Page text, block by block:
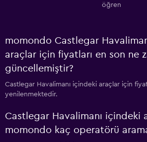
öğren
momondo Castlegar
araçlar için fiyatları en son ne
güncellemiştir?
Castlegar Havalimanı içindeki araçlar için
yenilenmektedir.
Castlegar Havalimanı içindeki
momondo kaç operatörü